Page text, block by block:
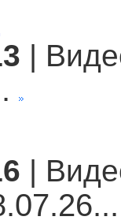
|
|